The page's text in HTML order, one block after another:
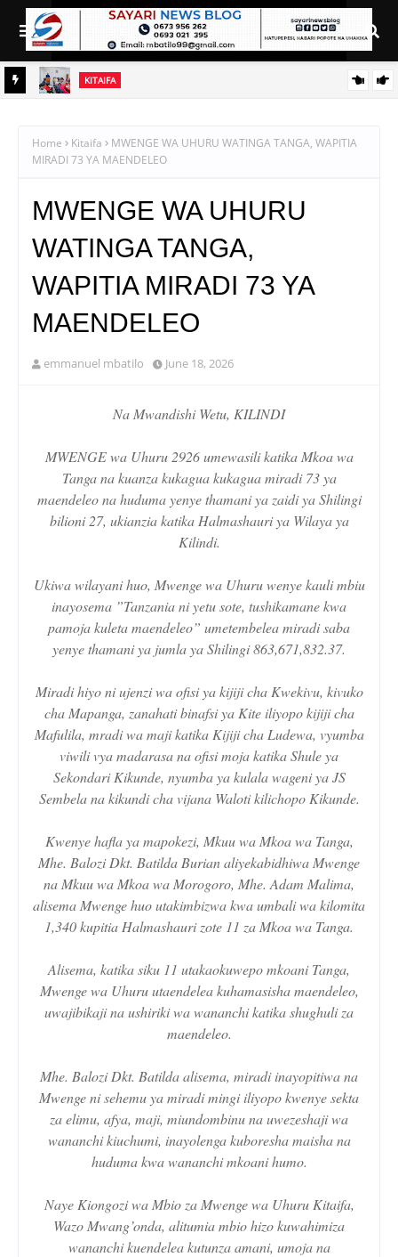
KITAIFA
Home Kitaifa
MWENGE WA UHURU WATINGA TANGA, WAPITIA
MIRADI 73 YA MAENDELEO
MWENGE WA UHURU
WATINGA TANGA,
WAPITIA MIRADI 73 YA
MAENDELEO
emmanuel mbatilo June 18, 2026
Na Mwandishi Wetu, KILINDI
MWENGE wa Uhuru 2926 umewasili katika Mkoa wa
Tanga na kuanza kukagua kukagua miradi 73 ya
maendeleo na huduma yenye thamani ya zaidi ya Shilingi
bilioni 27, ukianzia katika Halmashauri ya Wilaya ya
Kilindi.
Ukiwa wilayani huo, Mwenge wa Uhuru wenye kauli mbiu
inayosema ”Tanzania ni yetu sote, tushikamane kwa
pamoja kuleta maendeleo” umetembelea miradi saba
yenye thamani ya jumla ya Shilingi 863,671,832.37.
Miradi hiyo ni ujenzi wa ofisi ya kijiji cha Kwekivu, kivuko
cha Mapanga, zanahati binafsi ya Kite iliyopo kijiji cha
Mafulila, mradi wa maji katika Kijiji cha Ludewa, vyumba
viwili vya madarasa na ofisi moja katika Shule ya
Sekondari Kikunde, nyumba ya kulala wageni ya JS
Sembela na kikundi cha vijana Waloti kilichopo Kikunde.
Kwenye hafla ya mapokezi, Mkuu wa Mkoa wa Tanga,
Mhe. Balozi Dkt. Batilda Burian aliyekabidhiwa Mwenge
na Mkuu wa Mkoa wa Morogoro, Mhe. Adam Malima,
alisema Mwenge huo utakimbizwa kwa umbali wa kilomita
1,340 kupitia Halmashauri zote 11 za Mkoa wa Tanga.
Alisema, katika siku 11 utakaokuwepo mkoani Tanga,
Mwenge wa Uhuru utaendelea kuhamasisha maendeleo,
uwajibikaji na ushiriki wa wananchi katika shughuli za
maendeleo.
Mhe. Balozi Dkt. Batilda alisema, miradi inayopitiwa na
Mwenge ni sehemu ya miradi mingi iliyopo kwenye sekta
za elimu, afya, maji, miundombinu na uwezeshaji wa
wananchi kiuchumi, inayolenga kuboresha maisha na
huduma kwa wananchi mkoani humo.
Naye Kiongozi wa Mbio za Mwenge wa Uhuru Kitaifa,
Wazo Mwang’onda, alitumia mbio hizo kuwahimiza
wananchi kuendelea kutunza amani, umoja na